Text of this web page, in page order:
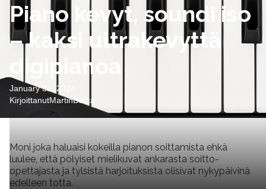
Piano kevyt, soundi iso
– kaksi ultrakevyttä
digipianoa
January 31, 2024
KirjoittanutMartinBerka
Moni joka haluaisi kokeilla pianon soittamista ehkä
luulee, että pölyiset mielikuvat ankarasta soitto-
opettajasta ja tylsistä harjoituksista olisivat nykypäivinä
edelleen totta.